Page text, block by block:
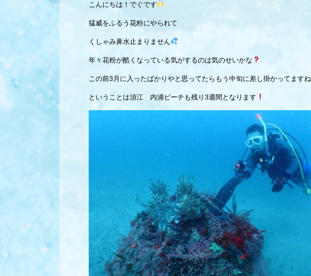
こんにちは！でぐです
猛威をふるう花粉にやられて
くしゃみ鼻水止まりません
年々花粉が酷くなっている気がするのは気のせいかな
この前3月に入ったばかりやと思ってたらもう中旬に差し掛かってますね
ということは須江 内浦ビーチも残り3週間となります